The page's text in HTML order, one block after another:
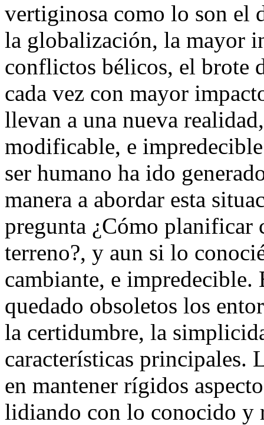
vertiginosa como lo son el
la globalización, la mayor
conflictos bélicos, el brote
cada vez con mayor
llevan a una nueva
modificable, e
ser humano ha ido
manera a abordar esta
pregunta ¿Cómo planificar
terreno?, y aun si lo
cambiante, e impredecible.
quedado obsoletos los
la certidumbre, la
características principales.
en mantener rígidos
lidiando con lo conocido y